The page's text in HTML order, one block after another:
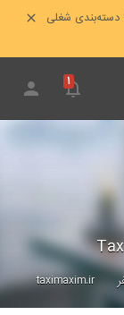
۱
taximaxim.ir